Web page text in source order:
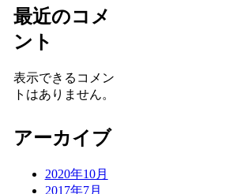
最近のコメ
ント
表示できるコメン
トはありません。
アーカイブ
2020年10月
2017年7月